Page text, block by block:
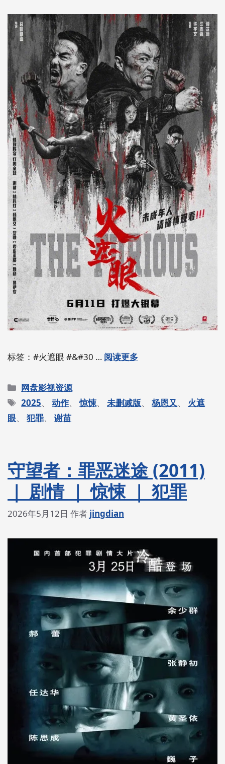
标签：#火遮眼 #&#30 … 阅读更多
分
类
网盘影视资源
标
签
2025、动作、惊悚、未删减版、杨恩又、 火遮
眼、 犯罪、 谢苗
守望者：罪恶迷途 (2011)
｜ 剧情 ｜ 惊悚 ｜ 犯罪
2026年5月12日 作者 jingdian